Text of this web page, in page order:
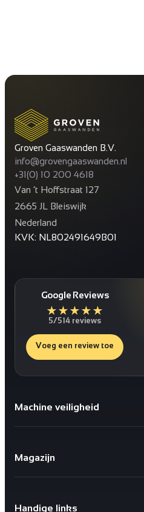
Groven Gaaswanden B.V.
info@grovengaaswanden.nl
+31(0) 10 200 4618
Van ’t Hoffstraat 127
2665 JL Bleiswijk
Nederland
KVK: NL802491649B01
Google Reviews
★ ★ ★ ★ ★
5/514 reviews
Voeg een review toe
Machine veiligheid
Deuren
Magazijn
X-Rail® Valbeveiliging
Handige links